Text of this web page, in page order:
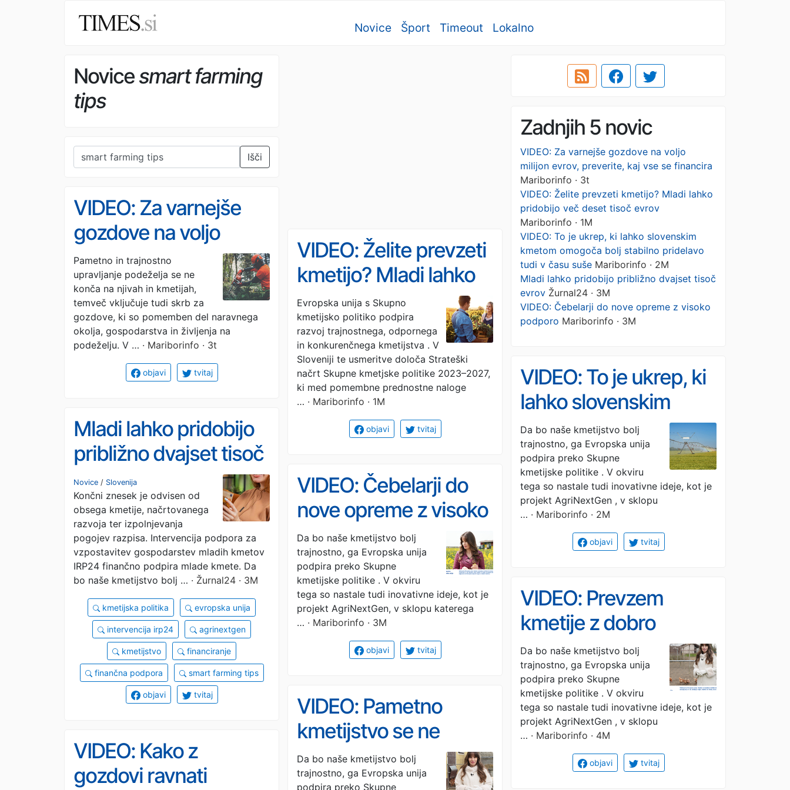
Novice Šport Timeout Lokalno
Novicesmart farming
tips
Išči
Zadnjih 5 novic
VIDEO: Za varnejše gozdove na voljo
milijon evrov, preverite, kaj vse se financira
Mariborinfo · 3t
VIDEO: Želite prevzeti kmetijo? Mladi lahko
pridobijo več deset tisoč evrov
Mariborinfo · 1M
VIDEO: To je ukrep, ki lahko slovenskim
kmetom omogoča bolj stabilno pridelavo
tudi v času suše Mariborinfo · 2M
Mladi lahko pridobijo približno dvajset tisoč
evrov Žurnal24 · 3M
VIDEO: Čebelarji do nove opreme z visoko
podporo Mariborinfo · 3M
VIDEO: Za varnejše
gozdove na voljo
milijon evrov,
preverite, kaj vse se
financira
Pametno in trajnostno
upravljanje podeželja se ne
konča na njivah in kmetijah,
temveč vključuje tudi skrb za
gozdove, ki so pomemben del naravnega
okolja, gospodarstva in življenja na
podeželju. V … · Mariborinfo · 3t
objavi tvitaj
VIDEO: Želite prevzeti
kmetijo? Mladi lahko
pridobijo več deset
tisoč evrov
Evropska unija s Skupno
kmetijsko politiko podpira
razvoj trajnostnega, odpornega
in konkurenčnega kmetijstva . V
Sloveniji te usmeritve določa Strateški
načrt Skupne kmetjske politike 2023–2027,
ki med pomembne prednostne naloge
… · Mariborinfo · 1M
objavi tvitaj
VIDEO: To je ukrep, ki
lahko slovenskim
kmetom omogoča bolj
stabilno pridelavo tudi
v času suše
Da bo naše kmetijstvo bolj
trajnostno, ga Evropska unija
podpira preko Skupne
kmetijske politike . V okviru
tega so nastale tudi inovativne ideje, kot je
projekt AgriNextGen , v sklopu
… · Mariborinfo · 2M
objavi tvitaj
Mladi lahko pridobijo
približno dvajset tisoč
evrov
Novice / Slovenija
Končni znesek je odvisen od
obsega kmetije, načrtovanega
razvoja ter izpolnjevanja
pogojev razpisa. Intervencija podpora za
vzpostavitev gospodarstev mladih kmetov
IRP24 finančno podpira mlade kmete. Da
bo naše kmetijstvo bolj … · Žurnal24 · 3M
kmetijska politika evropska unija
intervencija irp24 agrinextgen
kmetijstvo financiranje
finančna podpora smart farming tips
objavi tvitaj
VIDEO: Čebelarji do
nove opreme z visoko
podporo
Da bo naše kmetijstvo bolj
trajnostno, ga Evropska unija
podpira preko Skupne
kmetijske politike . V okviru
tega so nastale tudi inovativne ideje, kot je
projekt AgriNextGen, v sklopu katerega
… · Mariborinfo · 3M
objavi tvitaj
VIDEO: Prevzem
kmetije z dobro
popotnico, mladim na
voljo visoka podpora
Da bo naše kmetijstvo bolj
trajnostno, ga Evropska unija
podpira preko Skupne
kmetijske politike . V okviru
tega so nastale tudi inovativne ideje, kot je
projekt AgriNextGen , v sklopu
… · Mariborinfo · 4M
objavi tvitaj
VIDEO: Pametno
kmetijstvo se ne
začne šele na polju,
začne se že doma
Da bo naše kmetijstvo bolj
trajnostno, ga Evropska unija
podpira preko Skupne
VIDEO: Kako z
gozdovi ravnati